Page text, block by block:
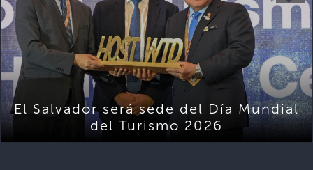
El Salvador será sede del Día Mundial
del Turismo 2026